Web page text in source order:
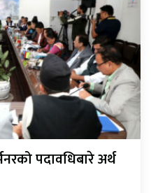
पदावधिबारे अर्थ